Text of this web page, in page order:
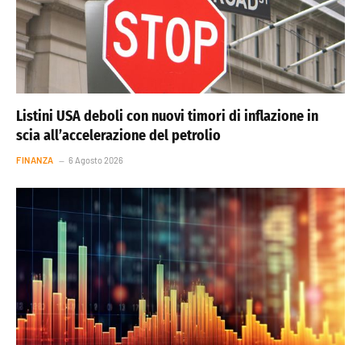
Listini USA deboli con nuovi timori di inflazione in
scia all’accelerazione del petrolio
FINANZA 6 Agosto 2026